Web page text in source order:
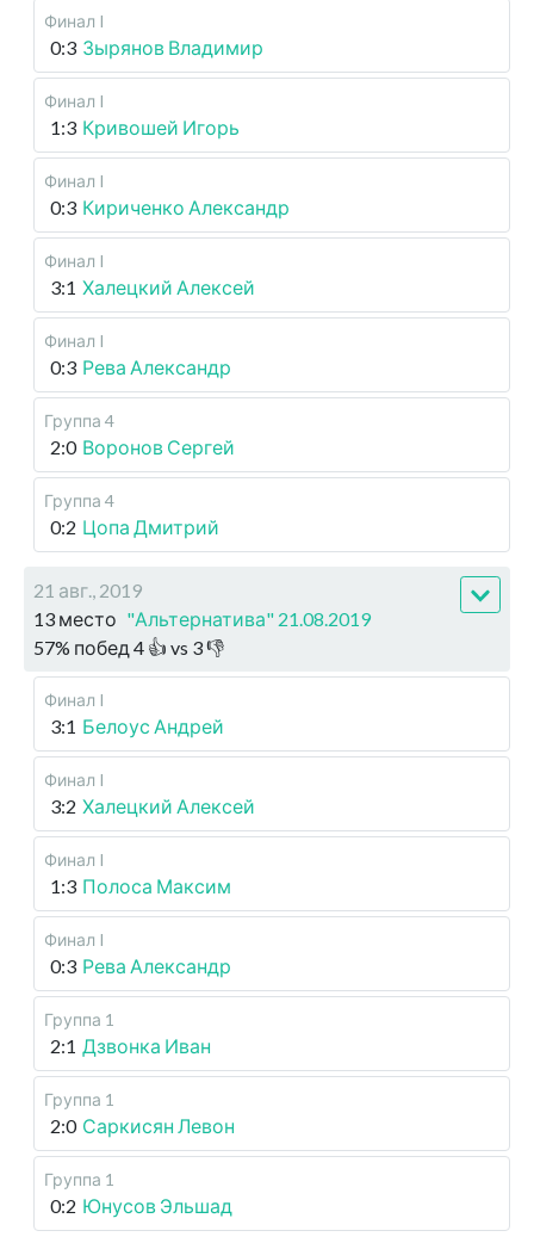
Финал I
0:3 Зырянов Владимир
Финал I
1:3 Кривошей Игорь
Финал I
0:3 Кириченко Александр
Финал I
3:1 Халецкий Алексей
Финал I
0:3 Рева Александр
Группа 4
2:0 Воронов Сергей
Группа 4
0:2 Цопа Дмитрий
21 авг., 2019
13 место "Альтернатива" 21.08.2019
57% побед 4 👍 vs 3👎
Финал I
3:1 Белоус Андрей
Финал I
3:2 Халецкий Алексей
Финал I
1:3 Полоса Максим
Финал I
0:3 Рева Александр
Группа 1
2:1 Дзвонка Иван
Группа 1
2:0 Саркисян Левон
Группа 1
0:2 Юнусов Эльшад